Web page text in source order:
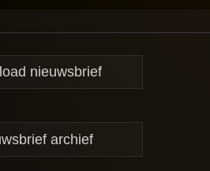
nieuwsbrief
archief